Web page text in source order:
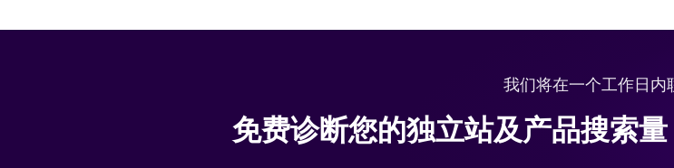
我们将在一个工作日内
免费诊断您的独立站及产品搜索